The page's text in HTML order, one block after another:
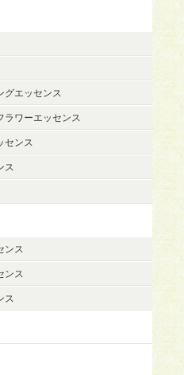
グエッセンス
ラワーエッセンス
センス
ス
ンス
ンス
ス